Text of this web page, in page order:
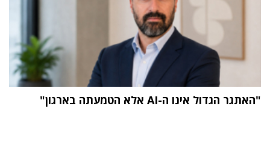
"האתגר הגדול אינו ה-AI אלא הטמעתה בארגון"